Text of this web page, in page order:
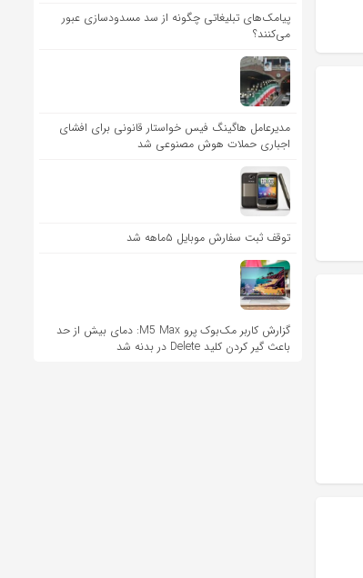
پیامک‌های تبلیغاتی چگونه از سد مسدودسازی عبور
می‌کنند؟
مدیرعامل هاگینگ فیس خواستار قانونی برای افشای
اجباری حملات هوش مصنوعی شد
توقف ثبت سفارش موبایل ۵ماهه شد
گزارش کاربر مک‌بوک پرو M5 Max: دمای بیش از حد
باعث گیر کردن کلید Delete در بدنه شد